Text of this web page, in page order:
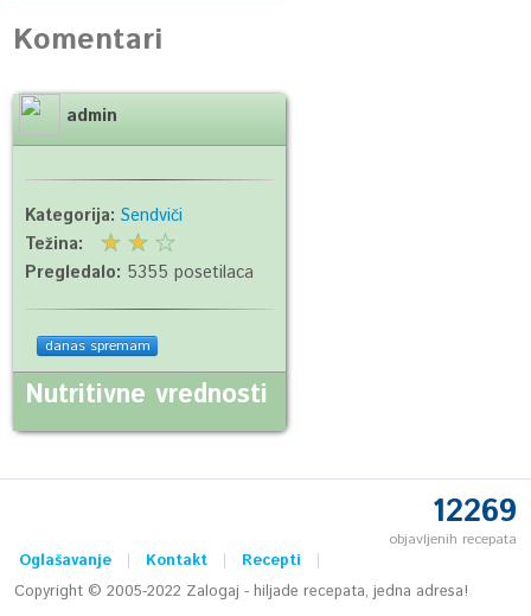
Komentari
admin
Kategorija:Sendviči
Težina:
Pregledalo: 5355 posetilaca
danas spremam
Nutritivne vrednosti
12269
objavljenih recepata
Oglašavanje Kontakt
Recepti
Copyright © 2005-2022 Zalogaj - hiljade recepata, jedna adresa!